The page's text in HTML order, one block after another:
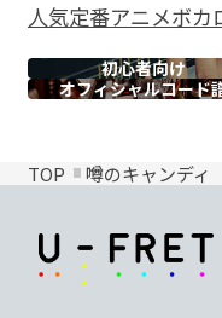
人気定番アニメボカ
初心者向け
オフィシャルコード
TOP 噂のキャンディ